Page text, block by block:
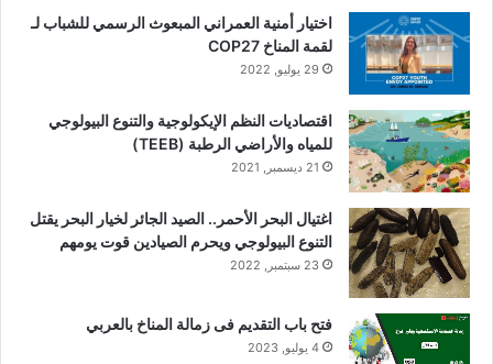
اختيار أمنية العمراني المبعوث الرسمي للشباب لـ
لقمة المناخ COP27
29 يوليو, 2022
اقتصاديات النظم الإيكولوجية والتنوع البيولوجي
للمياه والأراضي الرطبة (TEEB)
21 ديسمبر, 2021
اغتيال البحر الأحمر.. الصيد الجائر لخيار البحر يقتل
التنوع البيولوجي ويحرم الصيادين قوت يومهم
23 سبتمبر, 2022
فتح باب التقديم فى زمالة المناخ بالعربي
4 يوليو, 2023